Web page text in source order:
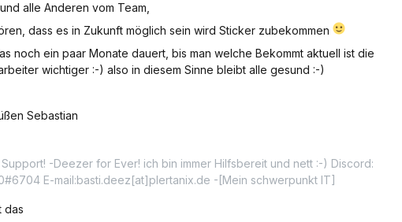
und alle Anderen vom Team,
dass es in Zukunft möglich sein wird Sticker zubekommen
noch ein paar Monate dauert, bis man welche Bekommt aktuell ist die
wichtiger :-) also in diesem Sinne bleibt alle gesund :-)
Sebastian
-Deezer for Ever! ich bin immer Hilfsbereit und nett :-) Discord:
E-mail:basti.deez[at]plertanix.de -[Mein schwerpunkt IT]
das